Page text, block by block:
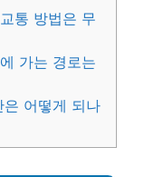
통 방법은 무
가는 경로는
어떻게 되나